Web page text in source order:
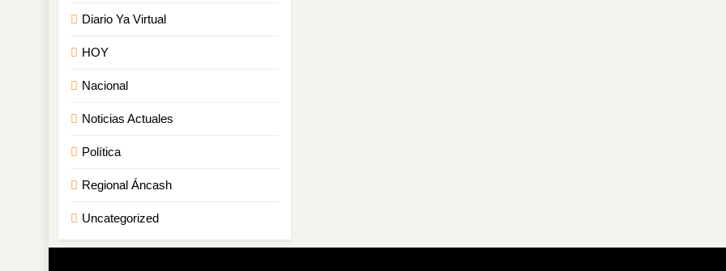
Diario Ya Virtual
HOY
Nacional
Noticias Actuales
Política
Regional Áncash
Uncategorized